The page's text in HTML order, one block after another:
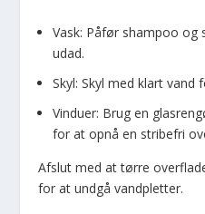
Vask: Påfør shampoo
udad.
Skyl: Skyl med klart
Vinduer: Brug en
for at opnå en stribefri
Afslut med at tørre
for at undgå vandpletter.